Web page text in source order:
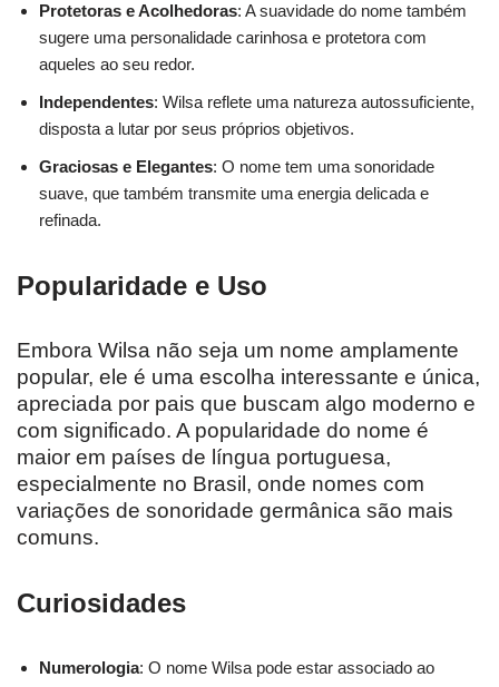
Protetoras e Acolhedoras: A suavidade do nome também
sugere uma personalidade carinhosa e protetora com
aqueles ao seu redor.
Independentes: Wilsa reflete uma natureza autossuficiente,
disposta a lutar por seus próprios objetivos.
Graciosas e Elegantes: O nome tem uma sonoridade
suave, que também transmite uma energia delicada e
refinada.
Popularidade e Uso
Embora Wilsa não seja um nome amplamente
popular, ele é uma escolha interessante e única,
apreciada por pais que buscam algo moderno e
com significado. A popularidade do nome é
maior em países de língua portuguesa,
especialmente no Brasil, onde nomes com
variações de sonoridade germânica são mais
comuns.
Curiosidades
Numerologia: O nome Wilsa pode estar associado ao